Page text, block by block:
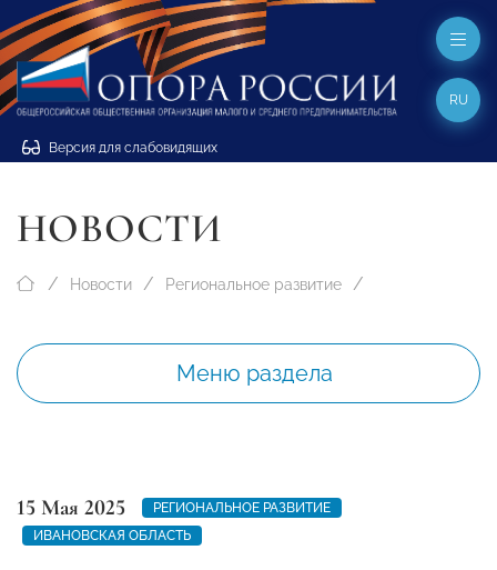
Версия для слабовидящих
RU
НОВОСТИ
Новости Региональное развитие
Меню раздела
15 Мая 2025
РЕГИОНАЛЬНОЕ РАЗВИТИЕ
ИВАНОВСКАЯ ОБЛАСТЬ